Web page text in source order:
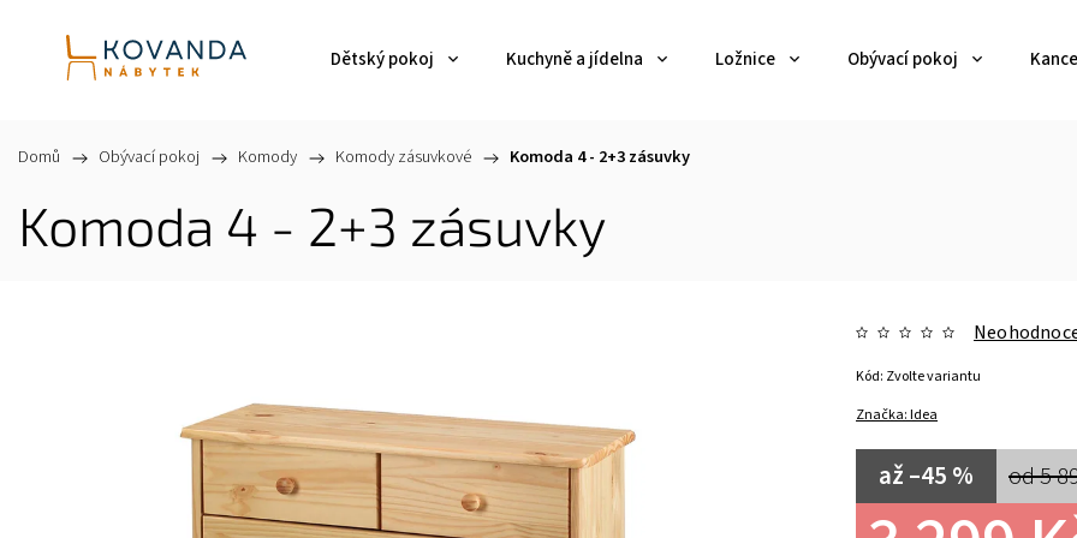
Dětský pokoj Kuchyně a jídelna Ložnice Obývací pokoj
Domů / Obývací pokoj / Komody / Komody zásuvkové / Komoda 4 - 2+3 zásuvky
Komoda 4 - 2+3 zásuvky
Značka:Idea
od 5
až –45 %
Kód: Zvolte variantu